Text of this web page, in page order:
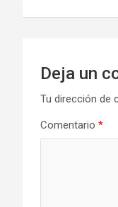
entradas
Deja un
Tu dirección de
Comentario *